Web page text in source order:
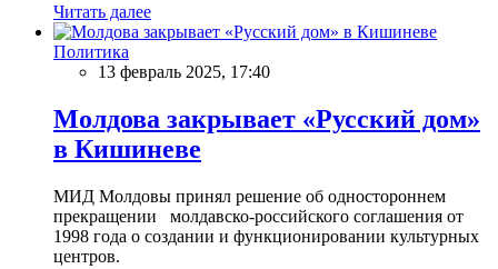
Читать далее
Политика
13 февраль 2025, 17:40
Молдова закрывает «Русский дом»
в Кишиневе
МИД Молдовы принял решение об одностороннем
прекращении молдавско-российского соглашения от
1998 года о создании и функционировании культурных
центров.